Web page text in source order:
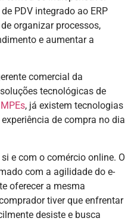
PDV integrado ao ERP
organizar processos,
e aumentar a
comercial da
tecnológicas de
, já existem tecnologias
de compra no dia
e com o comércio online. O
com a agilidade do e-
oferecer a mesma
tiver que enfrentar
desiste e busca